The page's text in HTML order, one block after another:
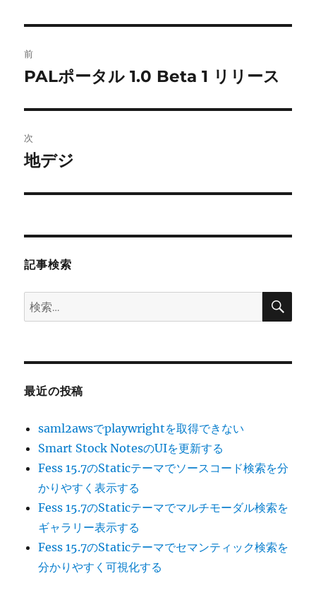
稿
ビ
ゲ
ー
前
前
投
稿:
PALポータル 1.0 Beta 1 リリース
次
次
投
地デジ
記事検索
検
索:
検
最近の投稿
saml2awsでplaywrightを取得できない
Smart Stock NotesのUIを更新する
Fess 15.7のStaticテーマでソースコード検索を分
かりやすく表示する
Fess 15.7のStaticテーマでマルチモーダル検索を
ギャラリー表示する
Fess 15.7のStaticテーマでセマンティック検索を
分かりやすく可視化する